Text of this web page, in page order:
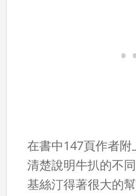
在書中147頁作者附
清楚說明牛扒的不
基絲汀得著很大的幫